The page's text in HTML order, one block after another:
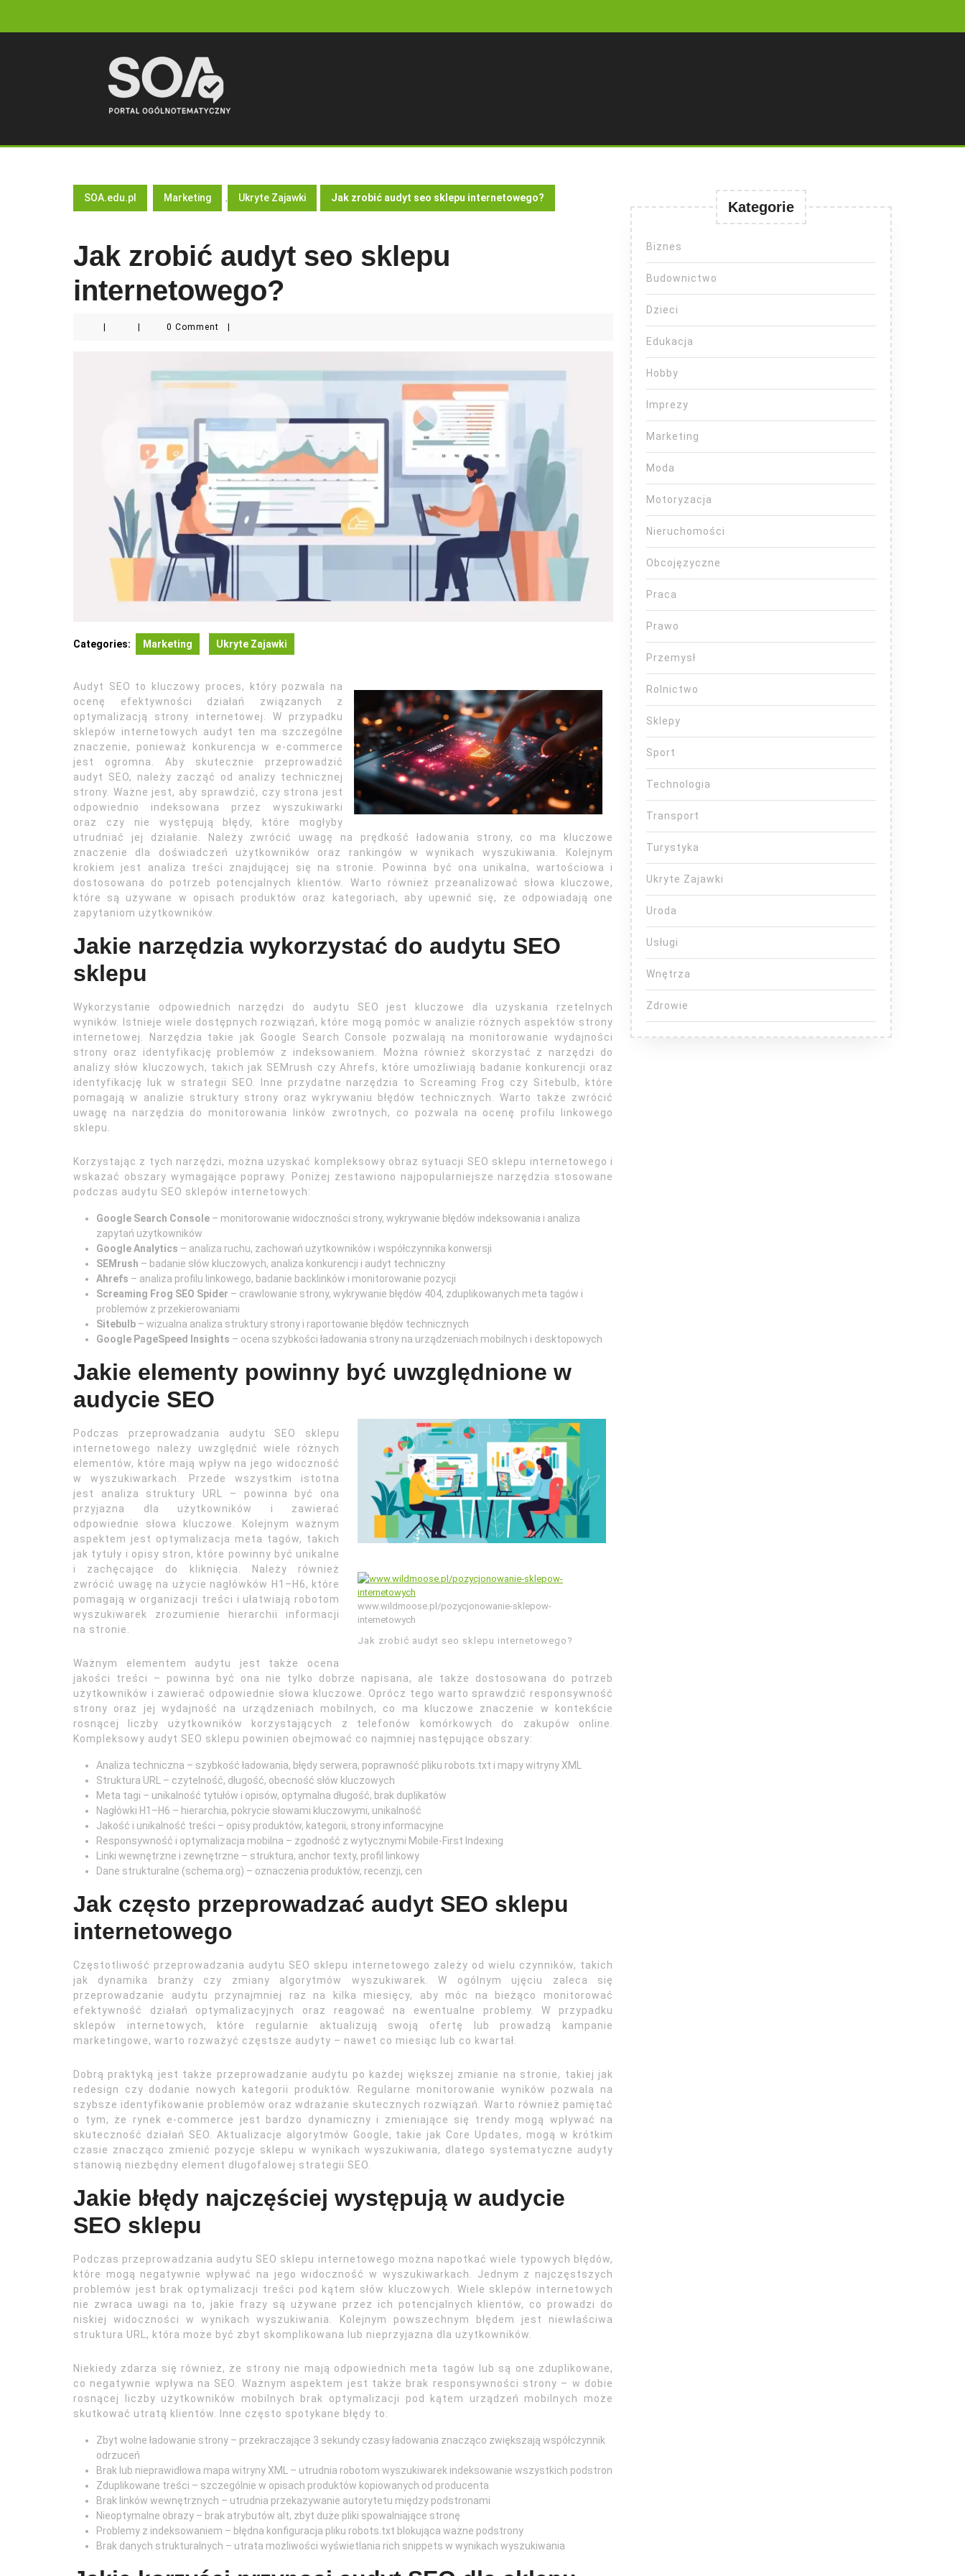
SOA.edu.pl Marketing , Ukryte Zajawki Jak zrobić audyt seo sklepu internetowego?
Jak zrobić audyt seo sklepu
internetowego?
0 Comment
Categories: Marketing Ukryte Zajawki
Audyt SEO to kluczowy proces, który pozwala na
ocenę efektywności działań związanych z
optymalizacją strony internetowej. W przypadku
sklepów internetowych audyt ten ma szczególne
znaczenie, ponieważ konkurencja w e-commerce
jest ogromna. Aby skutecznie przeprowadzić
audyt SEO, należy zacząć od analizy technicznej
strony. Ważne jest, aby sprawdzić, czy strona jest
odpowiednio indeksowana przez wyszukiwarki
oraz czy nie występują błędy, które mogłyby
utrudniać jej działanie. Należy zwrócić uwagę na prędkość ładowania strony, co ma kluczowe
znaczenie dla doświadczeń użytkowników oraz rankingów w wynikach wyszukiwania. Kolejnym
krokiem jest analiza treści znajdującej się na stronie. Powinna być ona unikalna, wartościowa i
dostosowana do potrzeb potencjalnych klientów. Warto również przeanalizować słowa kluczowe,
które są używane w opisach produktów oraz kategoriach, aby upewnić się, że odpowiadają one
zapytaniom użytkowników.
Jakie narzędzia wykorzystać do audytu SEO
sklepu
Wykorzystanie odpowiednich narzędzi do audytu SEO jest kluczowe dla uzyskania rzetelnych
wyników. Istnieje wiele dostępnych rozwiązań, które mogą pomóc w analizie różnych aspektów strony
internetowej. Narzędzia takie jak Google Search Console pozwalają na monitorowanie wydajności
strony oraz identyfikację problemów z indeksowaniem. Można również skorzystać z narzędzi do
analizy słów kluczowych, takich jak SEMrush czy Ahrefs, które umożliwiają badanie konkurencji oraz
identyfikację luk w strategii SEO. Inne przydatne narzędzia to Screaming Frog czy Sitebulb, które
pomagają w analizie struktury strony oraz wykrywaniu błędów technicznych. Warto także zwrócić
uwagę na narzędzia do monitorowania linków zwrotnych, co pozwala na ocenę profilu linkowego
sklepu.
Korzystając z tych narzędzi, można uzyskać kompleksowy obraz sytuacji SEO sklepu internetowego i
wskazać obszary wymagające poprawy. Poniżej zestawiono najpopularniejsze narzędzia stosowane
podczas audytu SEO sklepów internetowych:
Google Search Console – monitorowanie widoczności strony, wykrywanie błędów indeksowania i analiza
zapytań użytkowników
Google Analytics – analiza ruchu, zachowań użytkowników i współczynnika konwersji
SEMrush – badanie słów kluczowych, analiza konkurencji i audyt techniczny
Ahrefs – analiza profilu linkowego, badanie backlinków i monitorowanie pozycji
Screaming Frog SEO Spider – crawlowanie strony, wykrywanie błędów 404, zduplikowanych meta tagów i
problemów z przekierowaniami
Sitebulb – wizualna analiza struktury strony i raportowanie błędów technicznych
Google PageSpeed Insights – ocena szybkości ładowania strony na urządzeniach mobilnych i desktopowych
Jakie elementy powinny być uwzględnione w
audycie SEO
www.wildmoose.pl/pozycjonowanie-sklepow-
internetowych
Jak zrobić audyt seo sklepu internetowego?
Podczas przeprowadzania audytu SEO sklepu
internetowego należy uwzględnić wiele różnych
elementów, które mają wpływ na jego widoczność
w wyszukiwarkach. Przede wszystkim istotna
jest analiza struktury URL – powinna być ona
przyjazna dla użytkowników i zawierać
odpowiednie słowa kluczowe. Kolejnym ważnym
aspektem jest optymalizacja meta tagów, takich
jak tytuły i opisy stron, które powinny być unikalne
i zachęcające do kliknięcia. Należy również
zwrócić uwagę na użycie nagłówków H1–H6, które
pomagają w organizacji treści i ułatwiają robotom
wyszukiwarek zrozumienie hierarchii informacji
na stronie.
Ważnym elementem audytu jest także ocena
jakości treści – powinna być ona nie tylko dobrze napisana, ale także dostosowana do potrzeb
użytkowników i zawierać odpowiednie słowa kluczowe. Oprócz tego warto sprawdzić responsywność
strony oraz jej wydajność na urządzeniach mobilnych, co ma kluczowe znaczenie w kontekście
rosnącej liczby użytkowników korzystających z telefonów komórkowych do zakupów online.
Kompleksowy audyt SEO sklepu powinien obejmować co najmniej następujące obszary:
Analiza techniczna – szybkość ładowania, błędy serwera, poprawność pliku robots.txt i mapy witryny XML
Struktura URL – czytelność, długość, obecność słów kluczowych
Meta tagi – unikalność tytułów i opisów, optymalna długość, brak duplikatów
Nagłówki H1–H6 – hierarchia, pokrycie słowami kluczowymi, unikalność
Jakość i unikalność treści – opisy produktów, kategorii, strony informacyjne
Responsywność i optymalizacja mobilna – zgodność z wytycznymi Mobile-First Indexing
Linki wewnętrzne i zewnętrzne – struktura, anchor texty, profil linkowy
Dane strukturalne (schema.org) – oznaczenia produktów, recenzji, cen
Jak często przeprowadzać audyt SEO sklepu
internetowego
Częstotliwość przeprowadzania audytu SEO sklepu internetowego zależy od wielu czynników, takich
jak dynamika branży czy zmiany algorytmów wyszukiwarek. W ogólnym ujęciu zaleca się
przeprowadzanie audytu przynajmniej raz na kilka miesięcy, aby móc na bieżąco monitorować
efektywność działań optymalizacyjnych oraz reagować na ewentualne problemy. W przypadku
sklepów internetowych, które regularnie aktualizują swoją ofertę lub prowadzą kampanie
marketingowe, warto rozważyć częstsze audyty – nawet co miesiąc lub co kwartał.
Dobrą praktyką jest także przeprowadzanie audytu po każdej większej zmianie na stronie, takiej jak
redesign czy dodanie nowych kategorii produktów. Regularne monitorowanie wyników pozwala na
szybsze identyfikowanie problemów oraz wdrażanie skutecznych rozwiązań. Warto również pamiętać
o tym, że rynek e-commerce jest bardzo dynamiczny i zmieniające się trendy mogą wpływać na
skuteczność działań SEO. Aktualizacje algorytmów Google, takie jak Core Updates, mogą w krótkim
czasie znacząco zmienić pozycje sklepu w wynikach wyszukiwania, dlatego systematyczne audyty
stanowią niezbędny element długofalowej strategii SEO.
Jakie błędy najczęściej występują w audycie
SEO sklepu
Podczas przeprowadzania audytu SEO sklepu internetowego można napotkać wiele typowych błędów,
które mogą negatywnie wpływać na jego widoczność w wyszukiwarkach. Jednym z najczęstszych
problemów jest brak optymalizacji treści pod kątem słów kluczowych. Wiele sklepów internetowych
nie zwraca uwagi na to, jakie frazy są używane przez ich potencjalnych klientów, co prowadzi do
niskiej widoczności w wynikach wyszukiwania. Kolejnym powszechnym błędem jest niewłaściwa
struktura URL, która może być zbyt skomplikowana lub nieprzyjazna dla użytkowników.
Niekiedy zdarza się również, że strony nie mają odpowiednich meta tagów lub są one zduplikowane,
co negatywnie wpływa na SEO. Ważnym aspektem jest także brak responsywności strony – w dobie
rosnącej liczby użytkowników mobilnych brak optymalizacji pod kątem urządzeń mobilnych może
skutkować utratą klientów. Inne często spotykane błędy to:
Zbyt wolne ładowanie strony – przekraczające 3 sekundy czasy ładowania znacząco zwiększają współczynnik
odrzuceń
Brak lub nieprawidłowa mapa witryny XML – utrudnia robotom wyszukiwarek indeksowanie wszystkich podstron
Zduplikowane treści – szczególnie w opisach produktów kopiowanych od producenta
Brak linków wewnętrznych – utrudnia przekazywanie autorytetu między podstronami
Nieoptymalne obrazy – brak atrybutów alt, zbyt duże pliki spowalniające stronę
Problemy z indeksowaniem – błędna konfiguracja pliku robots.txt blokująca ważne podstrony
Brak danych strukturalnych – utrata możliwości wyświetlania rich snippets w wynikach wyszukiwania
Kategorie
Biznes
Budownictwo
Dzieci
Edukacja
Hobby
Imprezy
Marketing
Moda
Motoryzacja
Nieruchomości
Obcojęzyczne
Praca
Prawo
Przemysł
Rolnictwo
Sklepy
Sport
Technologia
Transport
Turystyka
Ukryte Zajawki
Uroda
Usługi
Wnętrza
Zdrowie